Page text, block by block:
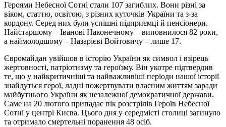
Героями Небесної Сотні стали 107 загиблих. Вони різні за
віком, статтю, освітою, з різних куточків України та з-за
кордону. Серед них були успішні підприємці й пенсіонери.
Найстаршому – Іванові Наконечному – виповнилося 82 роки,
а наймолодшому – Назарієві Войтовичу – лише 17.
Євромайдан увійшов в історію України як символ і взірець
жертовності, патріотизму та героїзму. Він укотре підтвердив
те, що у найкритичніші та найважливіші періоди нашої історії
знайдуться герої, ладні пожертвувати власним життям заради
майбутнього України як незалежної демократичної держави.
Саме на 20 лютого припадає пік розстрілів Героїв Небесної
Сотні у центрі Києва. Цього дня у середмісті столиці загинуло
та отримало смертельні поранення 48 осіб.